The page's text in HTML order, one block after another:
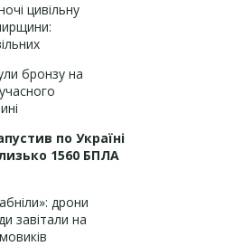
цивільну
бронзу на
по Україні
1560 БПЛА
дрони
завітали на